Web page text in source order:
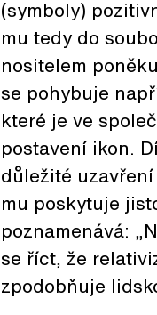
(symboly)
mu tedy do
nositelem
se pohybuje
které je ve
postavení ikon.
důležité
mu poskytuje
poznamenává:
se říct, že
zpodobňuje